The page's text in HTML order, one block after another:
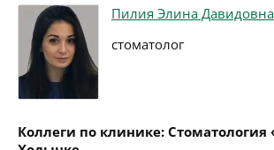
Пилия Элина Давидовна
стоматолог
Коллеги по клинике: Стоматология